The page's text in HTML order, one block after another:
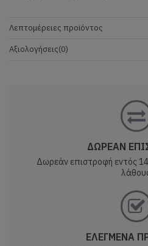
Λεπτομέρειες προϊόντος
Αξιολογήσεις(0)
ΔΩΡΕΑΝ
Δωρεάν επιστροφή εντός
ΕΛΕΓΜΕΝΑ